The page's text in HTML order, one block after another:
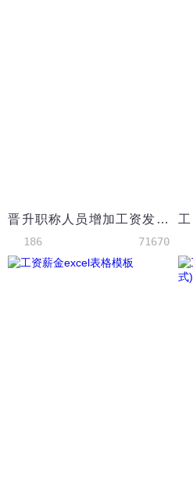
晋升职称人员增加工资发放表
186 71670